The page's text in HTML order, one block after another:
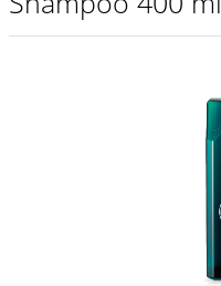
Joewell
Left - Linkshand Scheren